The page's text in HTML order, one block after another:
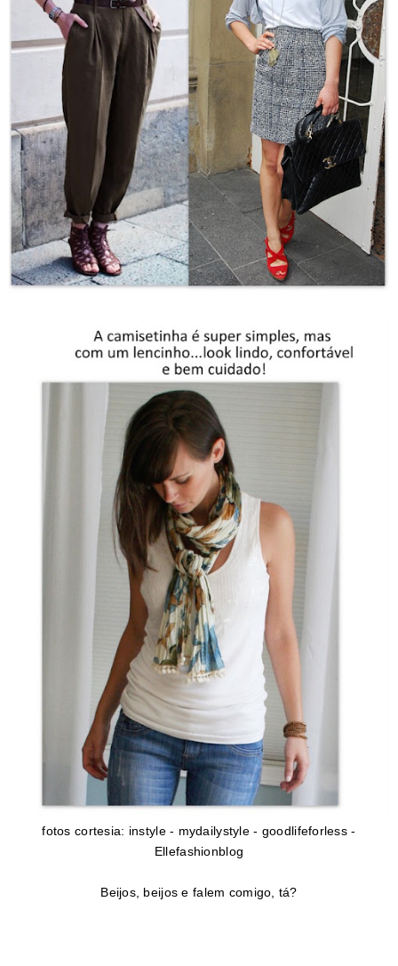
fotos cortesia: instyle - mydailystyle - goodlifeforless -
Ellefashionblog
Beijos, beijos e falem comigo, tá?